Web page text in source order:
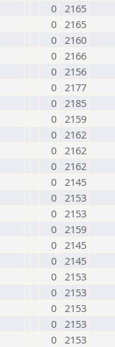
0 2165
0 2165
0 2160
0 2166
0 2156
0 2177
0 2185
0 2159
0 2162
0 2162
0 2162
0 2145
0 2153
0 2153
0 2159
0 2145
0 2145
0 2153
0 2153
0 2153
0 2153
0 2153